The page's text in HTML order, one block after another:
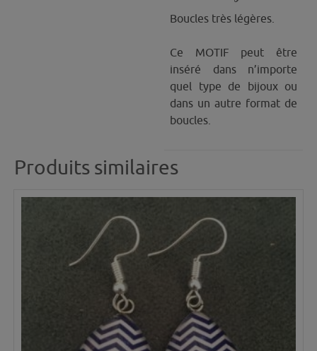
Boucles très légères.
Ce MOTIF peut être
inséré dans n’importe
quel type de bijoux ou
dans un autre format de
boucles.
Produits similaires